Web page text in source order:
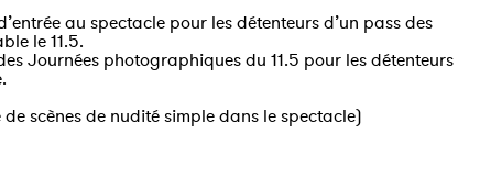
au spectacle pour les détenteurs d’un pass des
le 11.5.
Journées photographiques du 11.5 pour les détenteurs
scènes de nudité simple dans le spectacle)